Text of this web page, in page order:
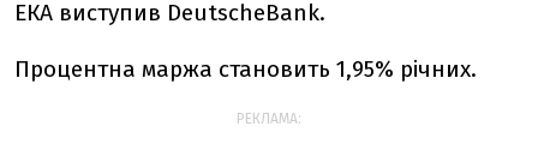
ЕКА виступив DeutscheBank.
Процентна маржа становить 1,95% річних.
РЕКЛАМА: